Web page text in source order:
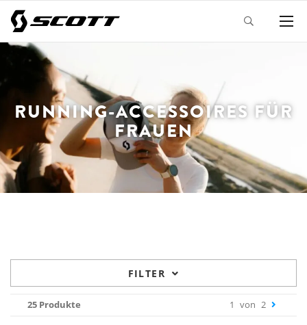
RUNNING-ACCESSOIRES FÜR
FRAUEN
FILTER
25 Produkte 1 von 2